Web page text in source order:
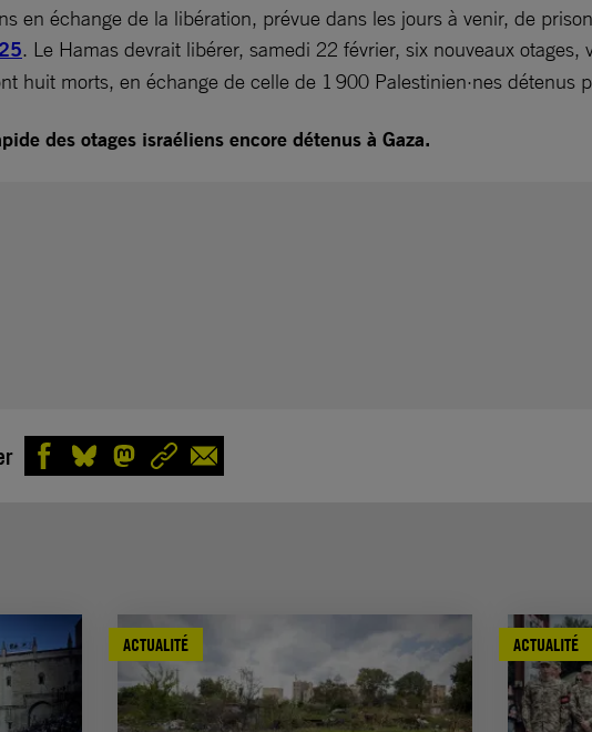
en échange de la libération, prévue dans les jours à venir, de
. Le Hamas devrait libérer, samedi 22 février, six nouveaux
huit morts, en échange de celle de 1 900 Palestinien·nes détenus
des otages israéliens encore détenus à Gaza.
ACTUALITÉ ACTUALITÉ